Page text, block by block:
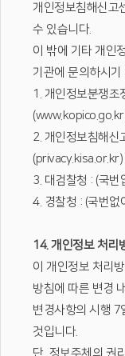
개인정보침해신고
수 있습니다.
이 밖에 기타 개인
기관에 문의하시기
1. 개인정보분쟁
2. 개인정보침해신
(privacy.kisa.or.kr)
3. 대검찰청 : (국
4. 경찰청 : (국번
14. 개인정보 처리
이 개인정보 처리
방침에 따른 변경
변경사항의 시행 7
것입니다.
단, 정보주체의 권